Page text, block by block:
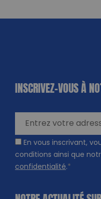
INSCRIVEZ-VOUS À
En vous inscrivant,
conditions ainsi que
confidentialité.*